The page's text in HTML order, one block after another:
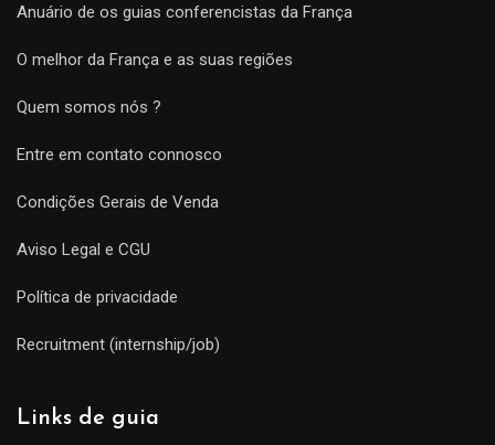
Anuário de os guias conferencistas da França
O melhor da França e as suas regiões
Quem somos nós ?
Entre em contato connosco
Condições Gerais de Venda
Aviso Legal e CGU
Política de privacidade
Recruitment (internship/job)
Links de guia